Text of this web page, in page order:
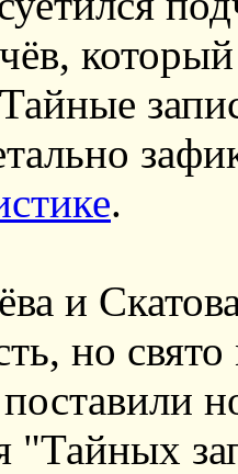
.
и
но
"Тайных